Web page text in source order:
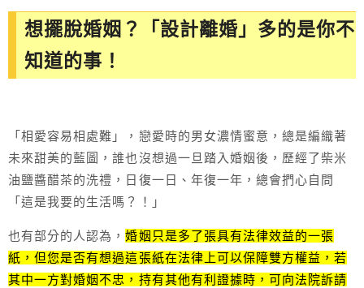
想擺脫婚姻？「設計離婚」多的是你不
知道的事！
「相愛容易相處難」，戀愛時的男女濃情蜜意，總是編織著
未來甜美的藍圖，誰也沒想過一旦踏入婚姻後，歷經了柴米
油鹽醬醋茶的洗禮，日復一日、年復一年，總會捫心自問
「這是我要的生活嗎？！」
也有部分的人認為，婚姻只是多了張具有法律效益的一張
紙，但您是否有想過這張紙在法律上可以保障雙方權益，若
其中一方對婚姻不忠，持有其他有利證據時，可向法院訴請